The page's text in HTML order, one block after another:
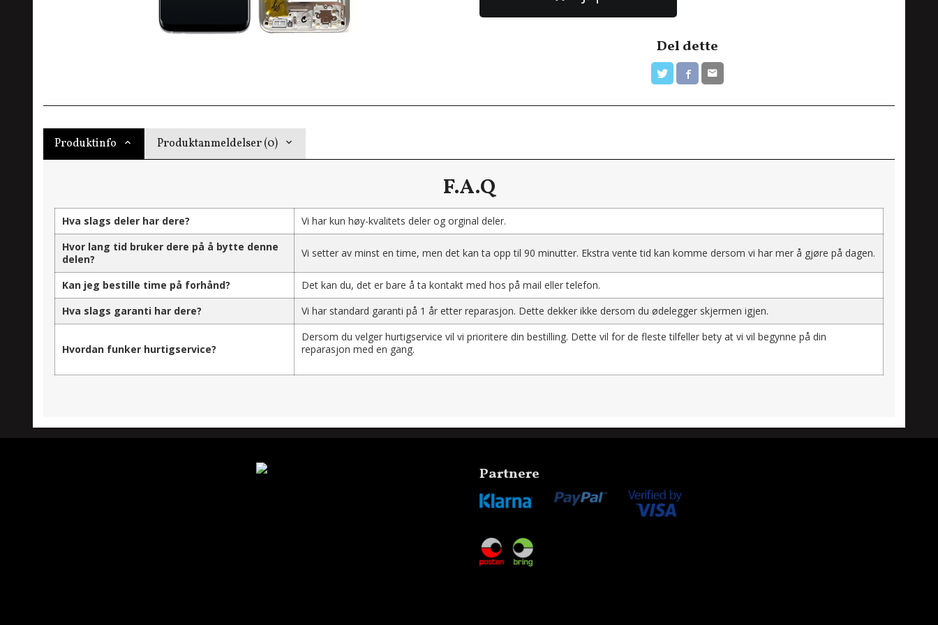
Del dette
Produktinfo Produktanmeldelser (0)
F.A.Q
Hva slags deler har dere?
Vi har kun høy-kvalitets deler og orginal deler.
Hvor lang tid bruker dere på å bytte denne
delen?
Vi setter av minst en time, men det kan ta opp til 90 minutter. Ekstra vente tid kan komme dersom vi har mer å gjøre på dagen.
Kan jeg bestille time på forhånd?
Det kan du, det er bare å ta kontakt med hos på mail eller telefon.
Hva slags garanti har dere?
Vi har standard garanti på 1 år etter reparasjon. Dette dekker ikke dersom du ødelegger skjermen igjen.
Hvordan funker hurtigservice?
Dersom du velger hurtigservice vil vi prioritere din bestilling. Dette vil for de fleste tilfeller bety at vi vil begynne på din
reparasjon med en gang.
Partnere